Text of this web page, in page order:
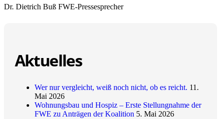
Dr. Dietrich Buß FWE-Pressesprecher
Aktuelles
Wer nur vergleicht, weiß noch nicht, ob es reicht. 11.
Mai 2026
Wohnungsbau und Hospiz – Erste Stellungnahme der
FWE zu Anträgen der Koalition 5. Mai 2026